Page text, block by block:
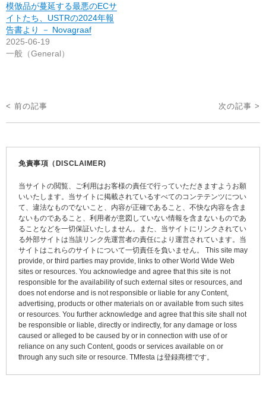
模倣品が蔓延する最悪のECサ
イトたち、USTRの2024年報
告書より － Novagraaf
2025-06-19
一般（General）
投
稿
< 前の記事 次の記事 >
免責事項（DISCLAIMER)
当サイトの閲覧、ご利用はお客様の責任で行っていただきますようお願
いいたします。当サイトに掲載されているすべてのコンテテンツについ
て、違法なものでないこと、内容が正確であること、不快な内容を含ま
ないものであること、利用者が意図していない情報を含まないものであ
ることなどを一切保証いたしません。また、当サイトにリンクされてい
る外部サイトは当該リンク先運営者の責任により運営されています。当
サイトはこれらのサイトについて一切責任を負いません。 This site may
provide, or third parties may provide, links to other World Wide Web
sites or resources. You acknowledge and agree that this site is not
responsible for the availability of such external sites or resources, and
does not endorse and is not responsible or liable for any Content,
advertising, products or other materials on or available from such sites
or resources. You further acknowledge and agree that this site shall not
be responsible or liable, directly or indirectly, for any damage or loss
caused or alleged to be caused by or in connection with use of or
reliance on any such Content, goods or services available on or
through any such site or resource. TMfesta は登録商標です。